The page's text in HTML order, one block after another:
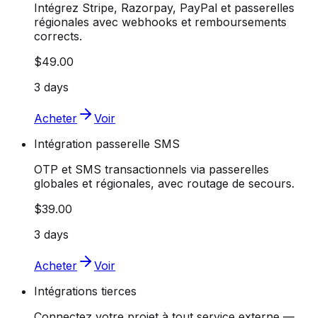
Intégrez Stripe, Razorpay, PayPal et passerelles
régionales avec webhooks et remboursements
corrects.
$49.00
3 days
Acheter
Voir
Intégration passerelle SMS
OTP et SMS transactionnels via passerelles
globales et régionales, avec routage de secours.
$39.00
3 days
Acheter
Voir
Intégrations tierces